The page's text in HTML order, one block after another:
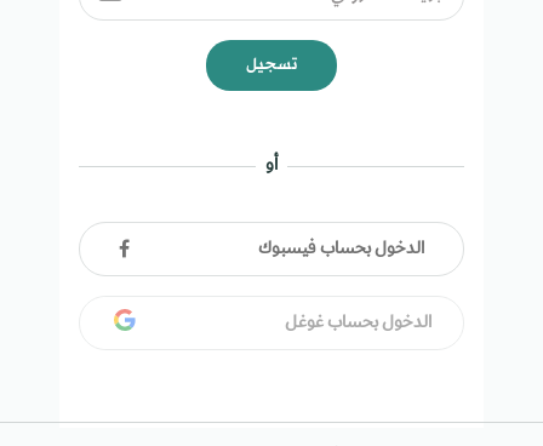
تسجيل
أو
الدخول بحساب فيسبوك
الدخول بحساب غوغل